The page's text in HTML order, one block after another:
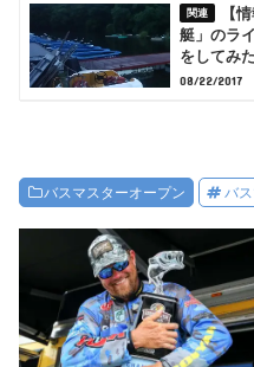
【
艇」のラ
をしてみ
08/22/2017
バスマスターオープン バ